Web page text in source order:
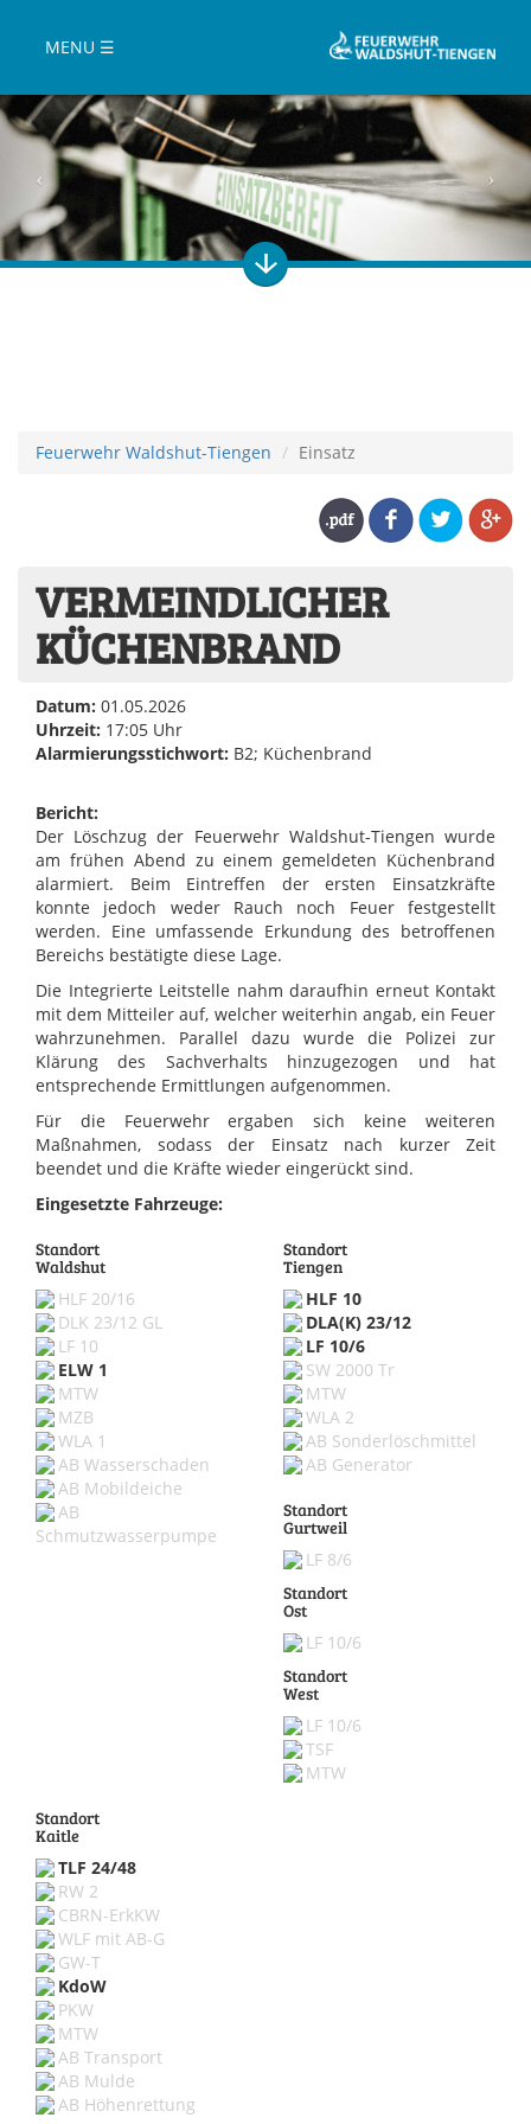
MENU ☰
Feuerwehr Waldshut-Tiengen Einsatz
VERMEINDLICHER
KÜCHENBRAND
Datum: 01.05.2026
Uhrzeit: 17:05 Uhr
Alarmierungsstichwort: B2; Küchenbrand
Bericht:
Der Löschzug der Feuerwehr Waldshut-Tiengen wurde
am frühen Abend zu einem gemeldeten Küchenbrand
alarmiert. Beim Eintreffen der ersten Einsatzkräfte
konnte jedoch weder Rauch noch Feuer festgestellt
werden. Eine umfassende Erkundung des betroffenen
Bereichs bestätigte diese Lage.
Die Integrierte Leitstelle nahm daraufhin erneut Kontakt
mit dem Mitteiler auf, welcher weiterhin angab, ein Feuer
wahrzunehmen. Parallel dazu wurde die Polizei zur
Klärung des Sachverhalts hinzugezogen und hat
entsprechende Ermittlungen aufgenommen.
Für die Feuerwehr ergaben sich keine weiteren
Maßnahmen, sodass der Einsatz nach kurzer Zeit
beendet und die Kräfte wieder eingerückt sind.
Eingesetzte Fahrzeuge:
Standort
Waldshut
HLF 20/16
DLK 23/12 GL
LF 10
ELW 1
MTW
MZB
WLA 1
AB Wasserschaden
AB Mobildeiche
AB
Schmutzwasserpumpe
Standort
Tiengen
HLF 10
DLA(K) 23/12
LF 10/6
SW 2000 Tr
MTW
WLA 2
AB Sonderlöschmittel
AB Generator
Standort
Gurtweil
LF 8/6
Standort
Ost
LF 10/6
Standort
West
LF 10/6
TSF
MTW
Standort
Kaitle
TLF 24/48
RW 2
CBRN-ErkKW
WLF mit AB-G
GW-T
KdoW
PKW
MTW
AB Transport
AB Mulde
AB Höhenrettung